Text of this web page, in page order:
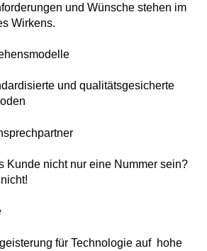
und Wünsche stehen im
Wirkens.
und qualitätsgesicherte
Kunde nicht nur eine Nummer sein?
für Technologie auf hohe